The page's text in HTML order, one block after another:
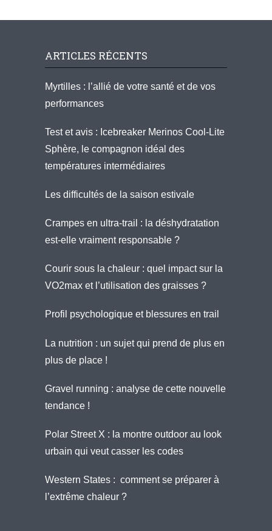
ARTICLES RÉCENTS
Myrtilles : l’allié de votre santé et de vos
performances
Test et avis : Icebreaker Merinos Cool-Lite
Sphère, le compagnon idéal des
températures intermédiaires
Les difficultés de la saison estivale
Crampes en ultra-trail : la déshydratation
est-elle vraiment responsable ?
Courir sous la chaleur : quel impact sur la
VO2max et l’utilisation des graisses ?
Profil psychologique et blessures en trail
La nutrition : un sujet qui prend de plus en
plus de place !
Gravel running : analyse de cette nouvelle
tendance !
Polar Street X : la montre outdoor au look
urbain qui veut casser les codes
Western States : comment se préparer à
l’extrême chaleur ?